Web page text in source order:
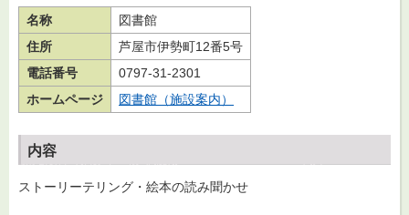
名称
図書館
住所
芦屋市伊勢町12番5号
電話番号
0797-31-2301
ホームページ
図書館（施設案内）
内容
ストーリーテリング・絵本の読み聞かせ